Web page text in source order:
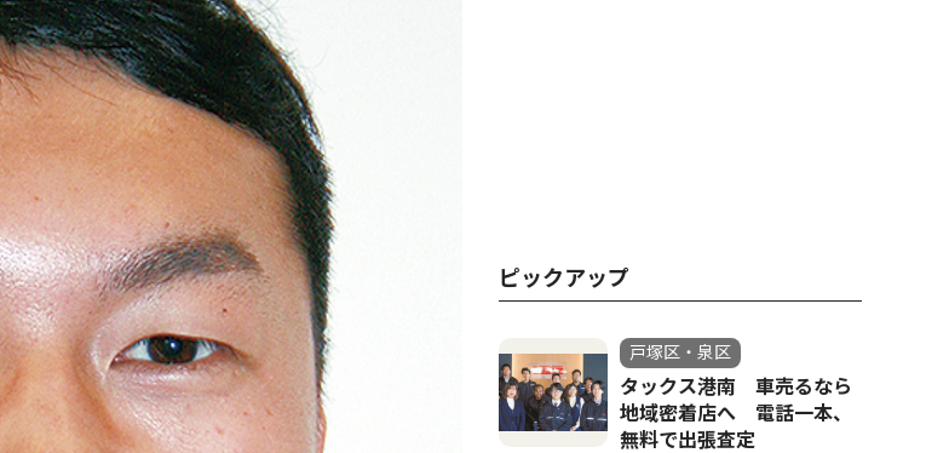
ピックアップ
戸塚区・泉区
タックス港南 車売るなら
地域密着店へ 電話一本、
無料で出張査定